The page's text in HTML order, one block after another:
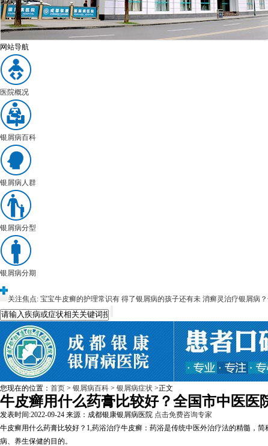
网站导航
医院概况
银屑病百科
银屑病人群
银屑病分型
银屑病分期
关注焦点: 宝宝牛皮癣的护理常识有 得了银屑病的孩子还有未 消癣灵治疗银屑病？
您现在的位置： 首页 > 银屑病百科 > 银屑病症状 >正文
牛皮癣用什么药膏比较好？全国市中医医
发表时间:2022-09-24 来源：成都银康银屑病医院 点击免费咨询专家
牛皮癣用什么药膏比较好？1,药浴治疗牛皮癣：药浴是传统中医外治疗法的精髓，
病、养生保健的目的。